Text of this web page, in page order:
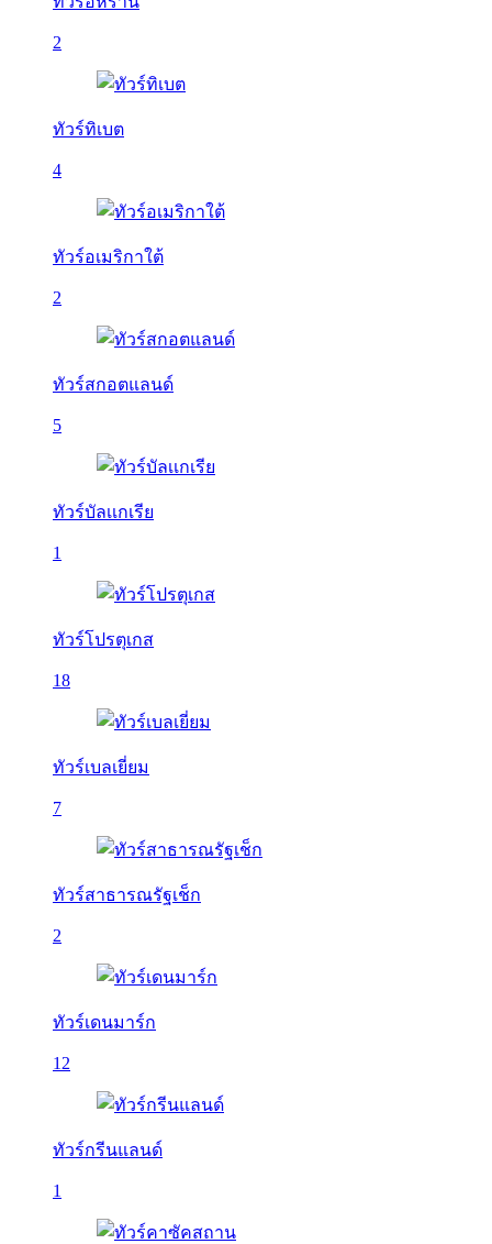
2
ทัวร์ทิเบต
4
ทัวร์อเมริกาใต้
2
ทัวร์สกอตแลนด์
5
ทัวร์บัลเเกเรีย
1
ทัวร์โปรตุเกส
18
ทัวร์เบลเยี่ยม
7
ทัวร์สาธารณรัฐเช็ก
2
ทัวร์เดนมาร์ก
12
ทัวร์กรีนแลนด์
1